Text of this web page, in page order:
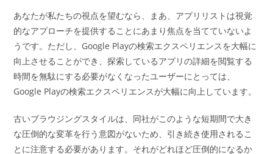
あなたが私たちの視点を望むなら、まあ、アプリリストは視覚
的なアプローチを提供することにあまり焦点を当てていないよ
うです。ただし、Google Playの検索エクスペリエンスを大幅に
向上させることができ、探索しているアプリの詳細を閲覧する
時間を無駄にする必要がなくなったユーザーにとっては、
Google Playの検索エクスペリエンスが大幅に向上しています。
古いブラウジングスタイルは、同社がこのような短期間で大き
な圧倒的な変革を行う意図がないため、引き続き使用されるこ
とに注意する必要があります。それがどれほど圧倒的になるか